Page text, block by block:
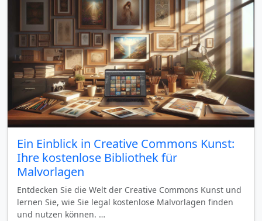
Ein Einblick in Creative Commons Kunst:
Ihre kostenlose Bibliothek für
Malvorlagen
Entdecken Sie die Welt der Creative Commons Kunst und
lernen Sie, wie Sie legal kostenlose Malvorlagen finden
und nutzen können. …